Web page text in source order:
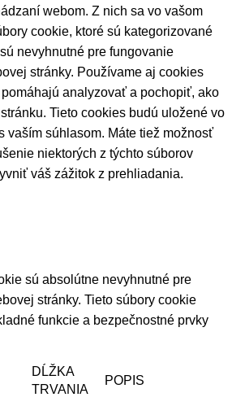
webom. Z nich sa vo vašom
cookie, ktoré sú kategorizované
nevyhnutné pre fungovanie
stránky. Používame aj cookies
analyzovať a pochopiť, ako
Tieto cookies budú uložené vo
vaším súhlasom. Máte tiež možnosť
niektorých z týchto súborov
váš zážitok z prehliadania.
sú absolútne nevyhnutné pre
stránky. Tieto súbory cookie
funkcie a bezpečnostné prvky
DĹŽKA
TRVANIA
POPIS